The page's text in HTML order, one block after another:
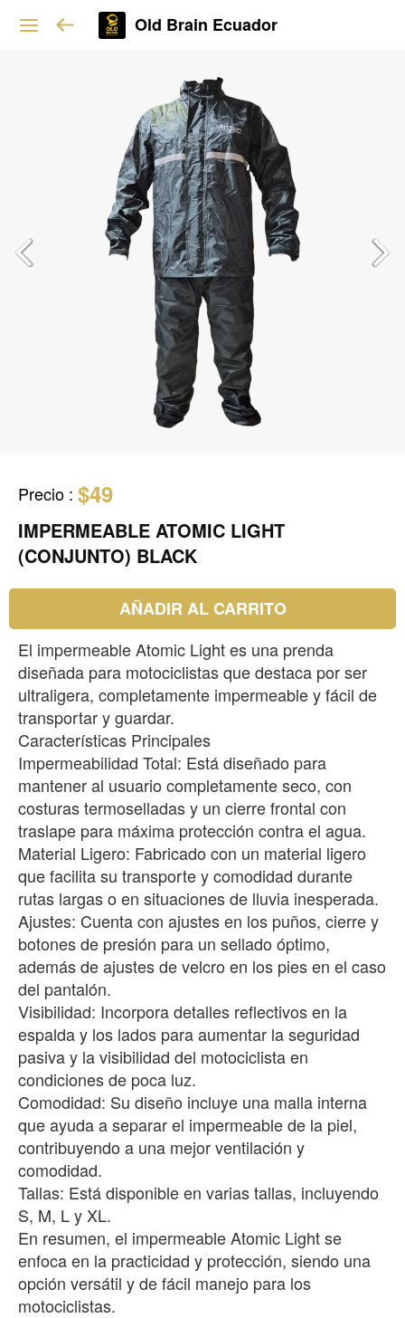
Old Brain Ecuador
Precio : $49
IMPERMEABLE ATOMIC LIGHT
(CONJUNTO) BLACK
AÑADIR AL CARRITO
El impermeable Atomic Light es una prenda
diseñada para motociclistas que destaca por ser
ultraligera, completamente impermeable y fácil de
transportar y guardar.
Características Principales
Impermeabilidad Total: Está diseñado para
mantener al usuario completamente seco, con
costuras termoselladas y un cierre frontal con
traslape para máxima protección contra el agua.
Material Ligero: Fabricado con un material ligero
que facilita su transporte y comodidad durante
rutas largas o en situaciones de lluvia inesperada.
Ajustes: Cuenta con ajustes en los puños, cierre y
botones de presión para un sellado óptimo,
además de ajustes de velcro en los pies en el caso
del pantalón.
Visibilidad: Incorpora detalles reflectivos en la
espalda y los lados para aumentar la seguridad
pasiva y la visibilidad del motociclista en
condiciones de poca luz.
Comodidad: Su diseño incluye una malla interna
que ayuda a separar el impermeable de la piel,
contribuyendo a una mejor ventilación y
comodidad.
Tallas: Está disponible en varias tallas, incluyendo
S, M, L y XL.
En resumen, el impermeable Atomic Light se
enfoca en la practicidad y protección, siendo una
opción versátil y de fácil manejo para los
motociclistas.